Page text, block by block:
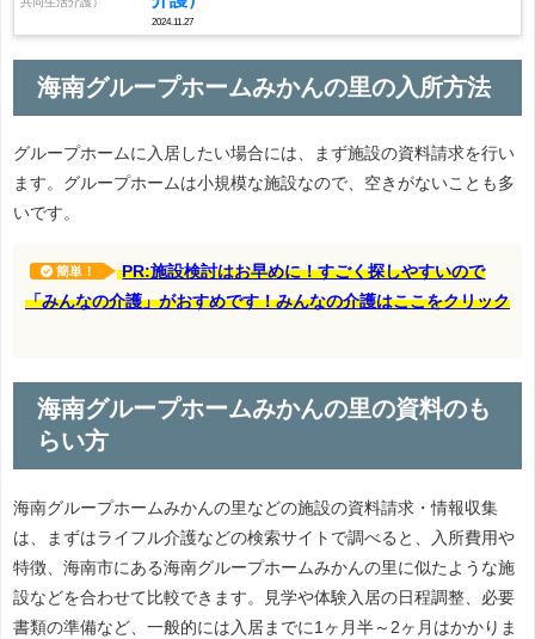
2024.11.27
海南グループホームみかんの里の入所方法
グループホームに入居したい場合には、まず施設の資料請求を行い
ます。グループホームは小規模な施設なので、空きがないことも多
いです。
簡単！
PR:施設検討はお早めに！すごく探しやすいので
「みんなの介護」がおすめです！みんなの介護はここをクリック
海南グループホームみかんの里の資料のも
らい方
海南グループホームみかんの里などの施設の資料請求・情報収集
は、まずはライフル介護などの検索サイトで調べると、入所費用や
特徴、海南市にある海南グループホームみかんの里に似たような施
設などを合わせて比較できます。見学や体験入居の日程調整、必要
書類の準備など、一般的には入居までに1ヶ月半～2ヶ月はかかりま